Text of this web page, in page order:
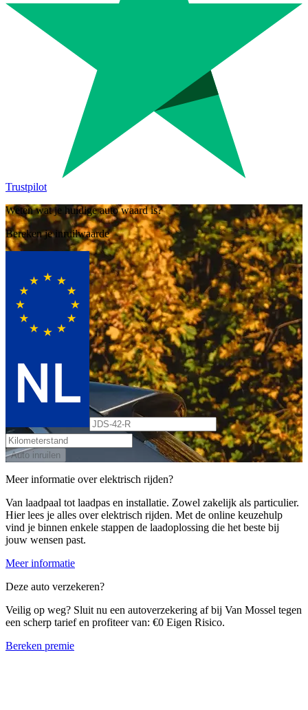
Trustpilot
Weten wat je huidige auto waard is?
Bereken je inruilwaarde
Auto inruilen
Meer informatie over elektrisch rijden?
Van laadpaal tot laadpas en installatie. Zowel zakelijk als particulier.
Hier lees je alles over elektrisch rijden. Met de online keuzehulp
vind je binnen enkele stappen de laadoplossing die het beste bij
jouw wensen past.
Meer informatie
Deze auto verzekeren?
Veilig op weg? Sluit nu een autoverzekering af bij Van Mossel tegen
een scherp tarief en profiteer van: €0 Eigen Risico.
Bereken premie